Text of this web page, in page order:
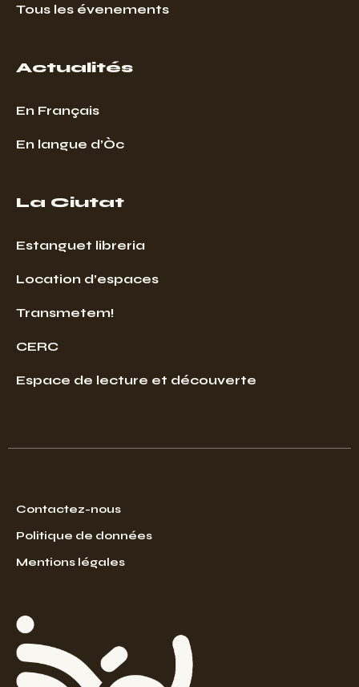
Tous les évenements
Actualités
En Français
En langue d’Òc
La Ciutat
Estanguet libreria
Location d’espaces
Transmetem!
CERC
Espace de lecture et découverte
Contactez-nous
Politique de données
Mentions légales